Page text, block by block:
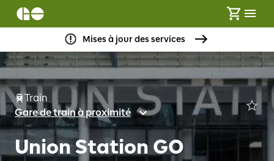
Mises à jour des services
Train
Gare de train à proximité
Union Station GO